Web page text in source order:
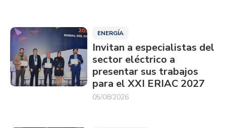
ENERGÍA
Invitan a especialistas del
sector eléctrico a
presentar sus trabajos
para el XXI ERIAC 2027
05/08/2026